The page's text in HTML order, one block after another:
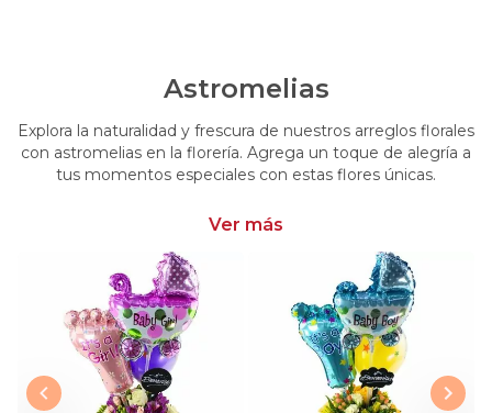
Astromelias
Explora la naturalidad y frescura de nuestros arreglos florales
con astromelias en la florería. Agrega un toque de alegría a
tus momentos especiales con estas flores únicas.
Ver más